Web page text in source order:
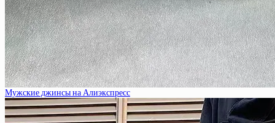
Мужские джинсы на Алиэкспресс